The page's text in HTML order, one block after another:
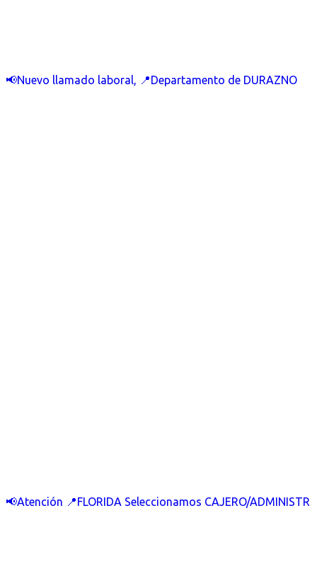
📢Nuevo llamado laboral, 📍Departamento de DURAZNO
📢Atención 📍FLORIDA Seleccionamos CAJERO/ADMINISTR